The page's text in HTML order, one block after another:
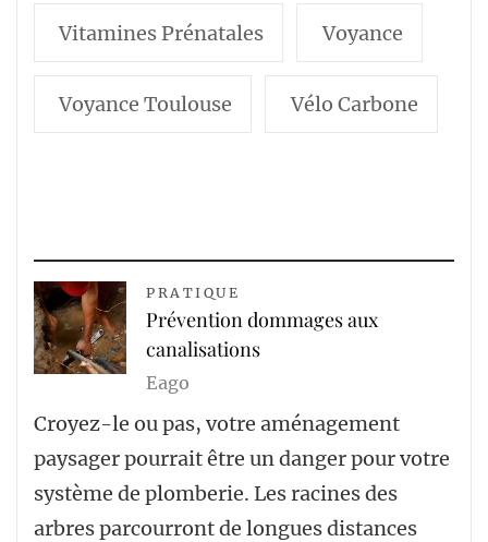
Vitamines Prénatales Voyance
Voyance Toulouse Vélo Carbone
PRATIQUE
Prévention dommages aux
canalisations
Eago
Croyez-le ou pas, votre aménagement
paysager pourrait être un danger pour votre
système de plomberie. Les racines des
arbres parcourront de longues distances